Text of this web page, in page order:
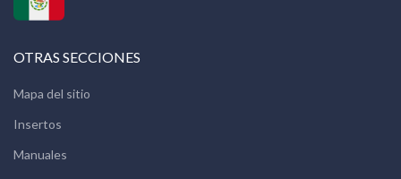
OTRAS SECCIONES
Mapa del sitio
Insertos
Manuales